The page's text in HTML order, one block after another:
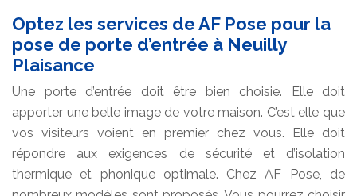
Optez les services de AF Pose pour la
pose de porte d’entrée à Neuilly
Plaisance
Une porte d’entrée doit être bien choisie. Elle doit
apporter une belle image de votre maison. C’est elle que
vos visiteurs voient en premier chez vous. Elle doit
répondre aux exigences de sécurité et d’isolation
thermique et phonique optimale. Chez AF Pose, de